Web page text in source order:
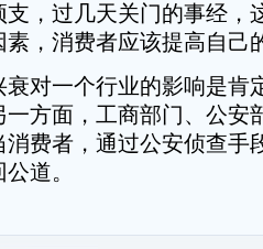
，过几天关门的事经，
，消费者应该提高自己
对一个行业的影响是肯
方面，工商部门、公安
费者，通过公安侦查手
道。